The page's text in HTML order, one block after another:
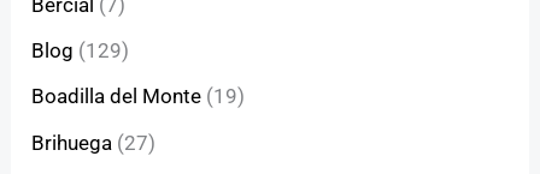
Blog (129)
Boadilla del Monte (19)
Brihuega (27)